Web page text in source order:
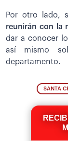
Por otro lado,
reunirán con la
dar a conocer
así mismo
departamento.
SANTA